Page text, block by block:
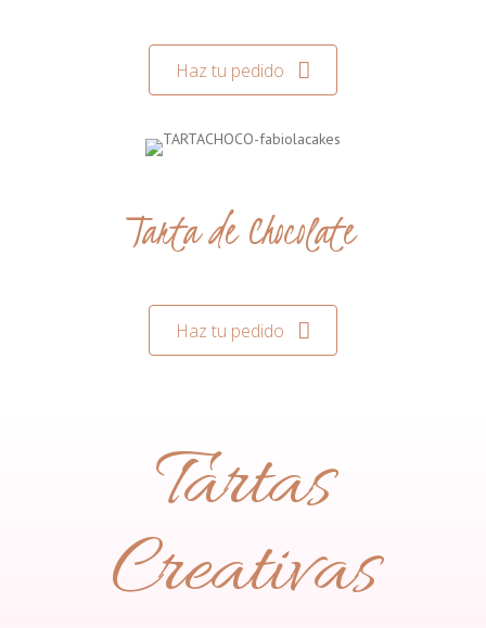
Haz tu pedido
Tarta de Chocolate
Haz tu pedido
Tartas
Creativas